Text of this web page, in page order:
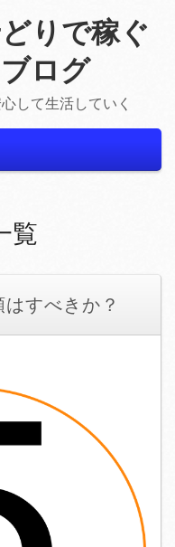
りで稼ぐ
ログ
して生活していく
覧
すべきか？